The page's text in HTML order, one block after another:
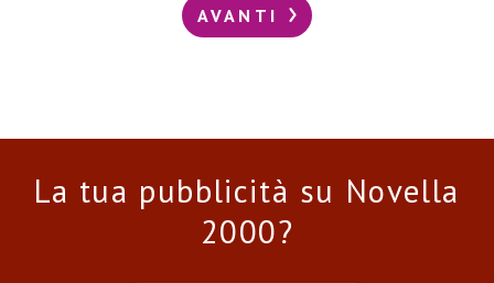
AVANTI
La tua pubblicità su Novella
2000?